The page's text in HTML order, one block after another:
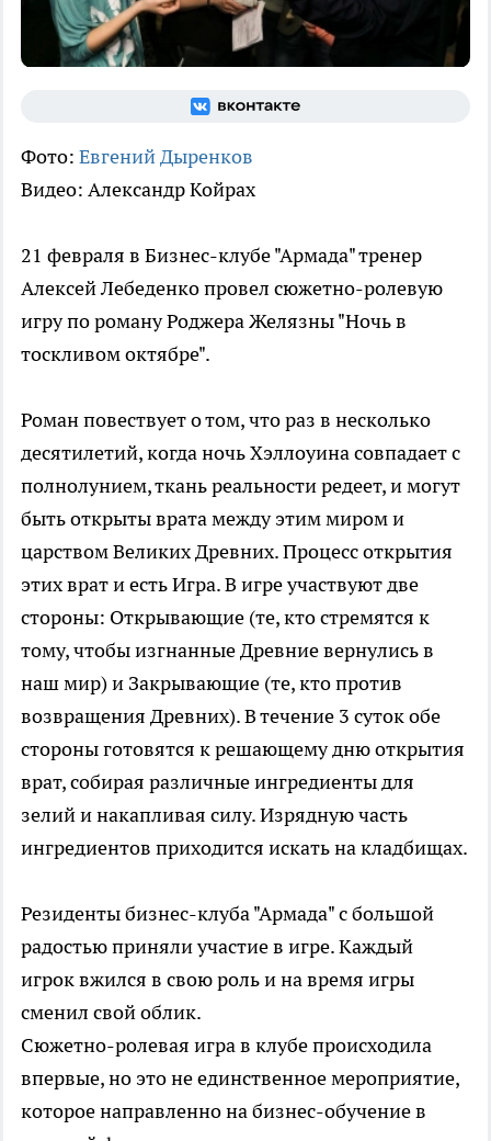
Фото: Евгений Дыренков
Видео: Александр Койрах
21 февраля в Бизнес-клубе "Армада" тренер
Алексей Лебеденко провел сюжетно-ролевую
игру по роману Роджера Желязны "Ночь в
тоскливом октябре".
Роман повествует о том, что раз в несколько
десятилетий, когда ночь Хэллоуина совпадает с
полнолунием, ткань реальности редеет, и могут
быть открыты врата между этим миром и
царством Великих Древних. Процесс открытия
этих врат и есть Игра. В игре участвуют две
стороны: Открывающие (те, кто стремятся к
тому, чтобы изгнанные Древние вернулись в
наш мир) и Закрывающие (те, кто против
возвращения Древних). В течение 3 суток обе
стороны готовятся к решающему дню открытия
врат, собирая различные ингредиенты для
зелий и накапливая силу. Изрядную часть
ингредиентов приходится искать на кладбищах.
Резиденты бизнес-клуба "Армада" с большой
радостью приняли участие в игре. Каждый
игрок вжился в свою роль и на время игры
сменил свой облик.
Сюжетно-ролевая игра в клубе происходила
впервые, но это не единственное мероприятие,
которое направленно на бизнес-обучение в